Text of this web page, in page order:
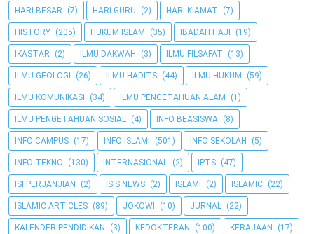
HARI BESAR (7) HARI GURU (2) HARI KIAMAT (7)
HISTORY (205) HUKUM ISLAM (35) IBADAH HAJI (19)
IKASTAR (2) ILMU DAKWAH (3) ILMU FILSAFAT (13)
ILMU GEOLOGI (26) ILMU HADITS (44) ILMU HUKUM (59)
ILMU KOMUNIKASI (34) ILMU PENGETAHUAN ALAM (1)
ILMU PENGETAHUAN SOSIAL (4) INFO BEASISWA (8)
INFO CAMPUS (17) INFO ISLAMI (501) INFO SEKOLAH (5)
INFO TEKNO (130) INTERNASIONAL (2) IPTS (47)
ISI PERJANJIAN (2) ISIS NEWS (2) ISLAMI (2) ISLAMIC (22)
ISLAMIC ARTICLES (89) JOKOWI (10) JURNAL (22)
KALENDER PENDIDIKAN (3) KEDOKTERAN (100) KERAJAAN (17)